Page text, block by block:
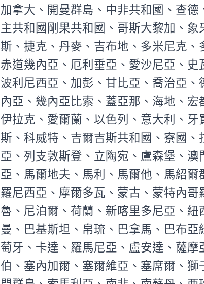
加拿大、開曼群島、中非共和國、查
主共和國剛果共和國、哥斯大黎加、
斯、捷克、丹麥、吉布地、多米尼克
赤道幾內亞、厄利垂亞、愛沙尼亞、
波利尼西亞、加彭、甘比亞、喬治亞
內亞、幾內亞比索、蓋亞那、海地、
伊拉克、愛爾蘭、以色列、意大利、
斯、科威特、吉爾吉斯共和國、寮國
亞、列支敦斯登、立陶宛、盧森堡、
亞、馬爾地夫、馬利、馬爾他、馬紹
羅尼西亞、摩爾多瓦、蒙古、蒙特內
魯、尼泊爾、荷蘭、新喀里多尼亞、
曼、巴基斯坦、帛琉、巴拿馬、巴布
萄牙、卡達、羅馬尼亞、盧安達、薩
伯、塞內加爾、塞爾維亞、塞席爾、